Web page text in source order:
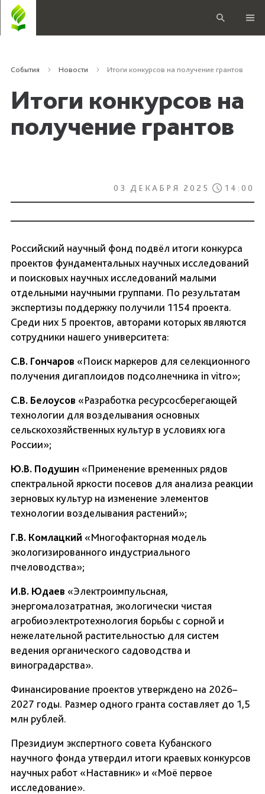
События Новости Итоги конкурсов на получение грантов
Итоги конкурсов на
получение грантов
03 ДЕКАБРЯ 2025 14:00
Российский научный фонд подвёл итоги конкурса
проектов фундаментальных научных исследований
и поисковых научных исследований малыми
отдельными научными группами. По результатам
экспертизы поддержку получили 1154 проекта.
Среди них 5 проектов, авторами которых являются
сотрудники нашего университета:
С.В. Гончаров «Поиск маркеров для селекционного
получения дигаплоидов подсолнечника in vitro»;
С.В. Белоусов «Разработка ресурсосберегающей
технологии для возделывания основных
сельскохозяйственных культур в условиях юга
России»;
Ю.В. Подушин «Применение временных рядов
спектральной яркости посевов для анализа реакции
зерновых культур на изменение элементов
технологии возделывания растений»;
Г.В. Комлацкий «Многофакторная модель
экологизированного индустриального
пчеловодства»;
И.В. Юдаев «Электроимпульсная,
энергомалозатратная, экологически чистая
агробиоэлектротехнология борьбы с сорной и
нежелательной растительностью для систем
ведения органического садоводства и
виноградарства».
Финансирование проектов утверждено на 2026–
2027 годы. Размер одного гранта составляет до 1,5
млн рублей.
Президиум экспертного совета Кубанского
научного фонда утвердил итоги краевых конкурсов
научных работ «Наставник» и «Моё первое
исследование».